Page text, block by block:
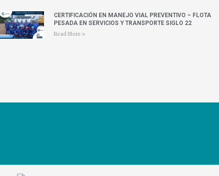
CERTIFICACIÓN EN MANEJO VIAL PREVENTIVO – FLOTA
PESADA EN SERVICIOS Y TRANSPORTE SIGLO 22
Read More »